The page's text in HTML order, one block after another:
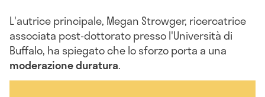
L'autrice principale, Megan Strowger, ricercatrice
associata post-dottorato presso l'Università di
Buffalo, ha spiegato che lo sforzo porta a una
moderazione duratura.